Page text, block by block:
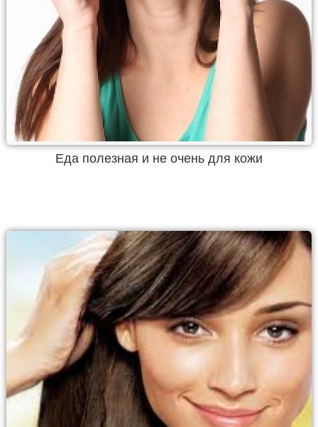
Еда полезная и не очень для кожи